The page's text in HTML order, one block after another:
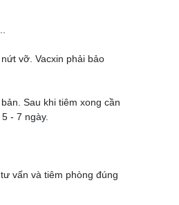
vỡ. Vacxin phải bảo
Sau khi tiêm xong cần
- 7 ngày.
vấn và tiêm phòng đúng